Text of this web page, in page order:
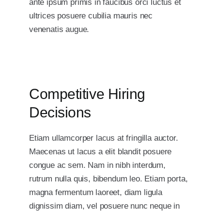
ante ipsum primis in faucibus orci luctus et
ultrices posuere cubilia mauris nec
venenatis augue.
Competitive Hiring
Decisions
Etiam ullamcorper lacus at fringilla auctor.
Maecenas ut lacus a elit blandit posuere
congue ac sem. Nam in nibh interdum,
rutrum nulla quis, bibendum leo. Etiam porta,
magna fermentum laoreet, diam ligula
dignissim diam, vel posuere nunc neque in